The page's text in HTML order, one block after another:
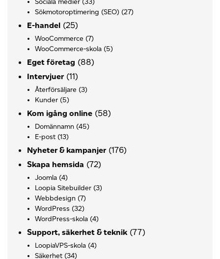
Sökmotoroptimering (SEO) (27)
E-handel (25)
WooCommerce (7)
WooCommerce-skola (5)
Eget företag (88)
Intervjuer (11)
Återförsäljare (3)
Kunder (5)
Kom igång online (58)
Domännamn (45)
E-post (13)
Nyheter & kampanjer (176)
Skapa hemsida (72)
Joomla (4)
Loopia Sitebuilder (3)
Webbdesign (7)
WordPress (32)
WordPress-skola (4)
Support, säkerhet & teknik (77)
LoopiaVPS-skola (4)
Säkerhet (34)